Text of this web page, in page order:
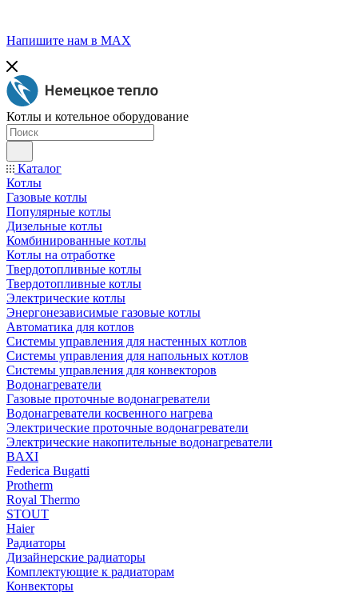
Напишите нам в МАХ
Котлы и котельное оборудование
Каталог
Котлы
Газовые котлы
Популярные котлы
Дизельные котлы
Комбинированные котлы
Котлы на отработке
Твердотопливные котлы
Твердотопливные котлы
Электрические котлы
Энергонезависимые газовые котлы
Автоматика для котлов
Системы управления для настенных котлов
Системы управления для напольных котлов
Системы управления для конвекторов
Водонагреватели
Газовые проточные водонагреватели
Водонагреватели косвенного нагрева
Электрические проточные водонагреватели
Электрические накопительные водонагреватели
BAXI
Federica Bugatti
Protherm
Royal Thermo
STOUT
Haier
Радиаторы
Дизайнерские радиаторы
Комплектующие к радиаторам
Конвекторы